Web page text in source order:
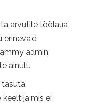
arvutite töölaua
erinevaid
admin,
ainult.
tasuta,
ja mis ei